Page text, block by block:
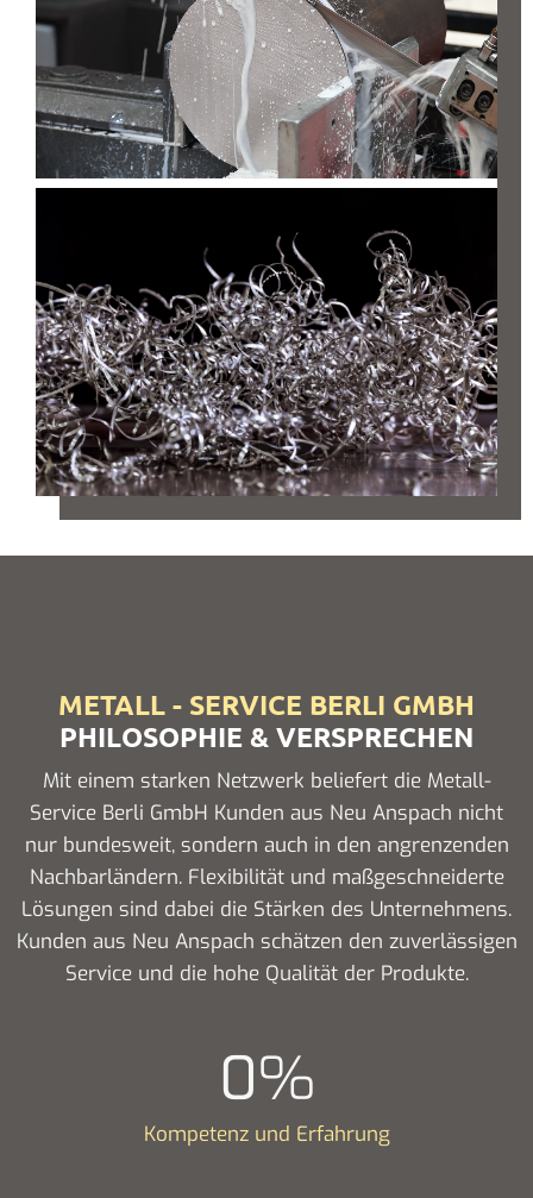
METALL - SERVICE BERLI GMBH
PHILOSOPHIE & VERSPRECHEN
Mit einem starken Netzwerk beliefert die Metall-
Service Berli GmbH Kunden aus Neu Anspach nicht
nur bundesweit, sondern auch in den angrenzenden
Nachbarländern. Flexibilität und maßgeschneiderte
Lösungen sind dabei die Stärken des Unternehmens.
Kunden aus Neu Anspach schätzen den zuverlässigen
Service und die hohe Qualität der Produkte.
0%
Kompetenz und Erfahrung